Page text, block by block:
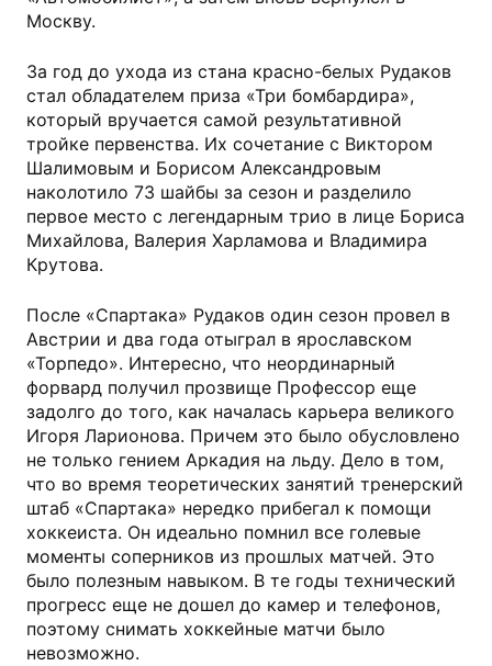
Москву.
За год до ухода из стана красно-белых Рудаков
стал обладателем приза «Три бомбардира»,
который вручается самой результативной
тройке первенства. Их сочетание с Виктором
Шалимовым и Борисом Александровым
наколотило 73 шайбы за сезон и разделило
первое место с легендарным трио в лице Бориса
Михайлова, Валерия Харламова и Владимира
Крутова.
После «Спартака» Рудаков один сезон провел в
Австрии и два года отыграл в ярославском
«Торпедо». Интересно, что неординарный
форвард получил прозвище Профессор еще
задолго до того, как началась карьера великого
Игоря Ларионова. Причем это было обусловлено
не только гением Аркадия на льду. Дело в том,
что во время теоретических занятий тренерский
штаб «Спартака» нередко прибегал к помощи
хоккеиста. Он идеально помнил все голевые
моменты соперников из прошлых матчей. Это
было полезным навыком. В те годы технический
прогресс еще не дошел до камер и телефонов,
поэтому снимать хоккейные матчи было
невозможно.